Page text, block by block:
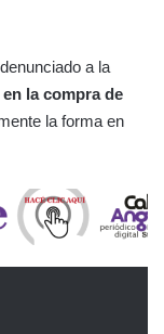
a la
la compra de
la forma en